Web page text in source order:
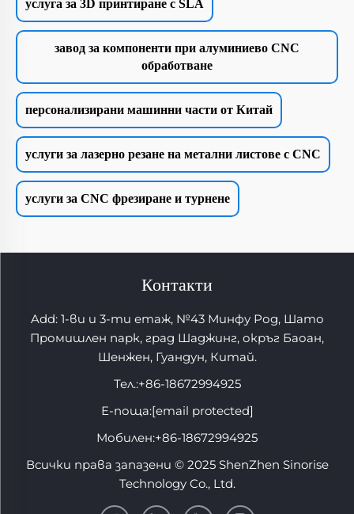
услуга за 3D принтиране с SLA
завод за компоненти при алуминиево CNC
обработване
персонализирани машинни части от Китай
услуги за лазерно резане на метални листове с CNC
услуги за CNC фрезиране и турнене
Контакти
Add: 1-ви и 3-ти етаж, №43 Минфу Род, Шато
Промишлен парк, град Шаджинг, окръг Баоан,
Шенжен, Гуандун, Китай.
Тел.:+86-18672994925
Е-поща:[email protected]
Мобилен:+86-18672994925
Всички права запазени © 2025 ShenZhen Sinorise
Technology Co., Ltd.